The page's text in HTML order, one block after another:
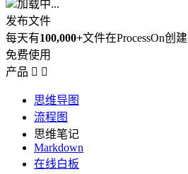
加载中...
发布文件
每天有100,000+文件在ProcessOn创建
免费使用
产品  
思维导图
流程图
思维笔记
Markdown
在线白板